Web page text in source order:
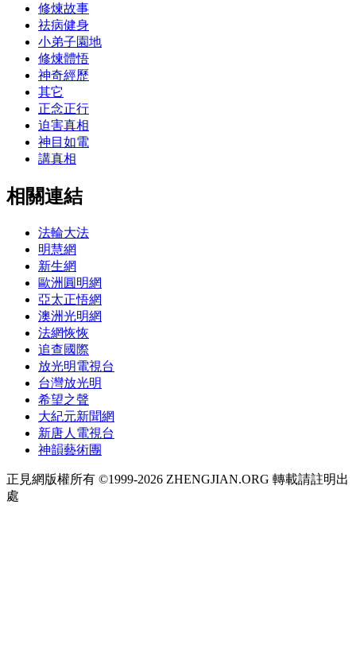
修煉故事
祛病健身
小弟子園地
修煉體悟
神奇經歷
其它
正念正行
迫害真相
神目如電
講真相
相關連結
法輪大法
明慧網
新生網
歐洲圓明網
亞太正悟網
澳洲光明網
法網恢恢
追查國際
放光明電視台
台灣放光明
希望之聲
大紀元新聞網
新唐人電視台
神韻藝術團
正見網版權所有 ©1999-2026 ZHENGJIAN.ORG 轉載請註明出
處